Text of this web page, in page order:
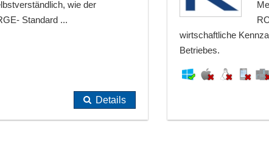
wie der
Standard ...
Details
wirtschaftliche
Betriebes.